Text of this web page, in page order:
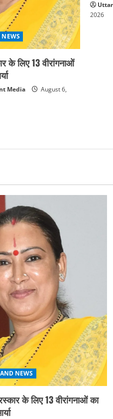
NEWS
के लिए 13 वीरांगनाओं
Media
August 6,
2026
NEWS
के लिए 13 वीरांगनाओं का